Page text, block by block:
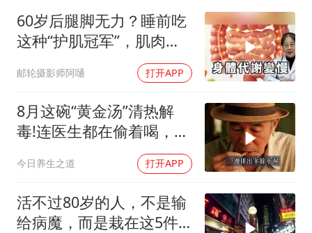
36岁男演员成景区NPC后人气爆棚
梁家辉：到内地拍戏不是北上是回归
全民健身事业高质量发展
乐享全民健身 共筑健康中国
60岁后腿脚无力？睡前吃
这种“护肌冠军”，肌肉合
邮轮摄影师阿嗵 打开APP
8月这碗“黄金汤”清热解
毒!连医生都在偷着喝，错
今日养生之道 打开APP
活不过80岁的人，不是输
给病魔，而是栽在这5件